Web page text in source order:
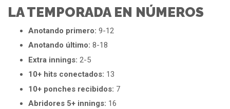
LA TEMPORADA EN NÚMEROS
Anotando primero: 9-12
Anotando último: 8-18
Extra innings: 2-5
10+ hits conectados: 13
10+ ponches recibidos: 7
Abridores 5+ innings: 16